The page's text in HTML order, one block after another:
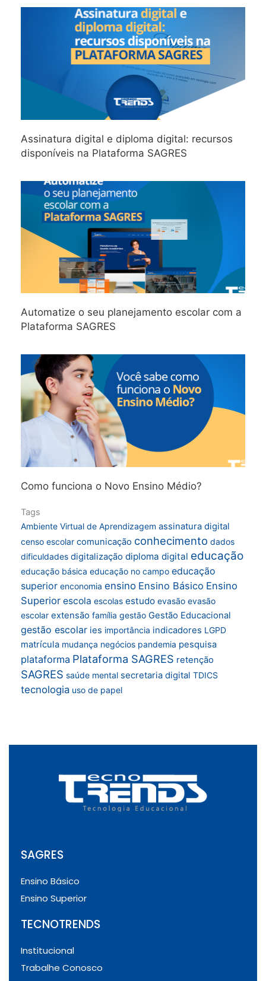
Assinatura digital e diploma digital: recursos
disponíveis na Plataforma SAGRES
Automatize o seu planejamento escolar com a
Plataforma SAGRES
Como funciona o Novo Ensino Médio?
Tags
Ambiente Virtual de Aprendizagem assinatura digital
censo escolar comunicação conhecimento dados
dificuldades digitalização diploma digital educação
educação básica educação no campo educação
superior enconomia ensino Ensino Básico Ensino
Superior escola escolas estudo evasão evasão
escolar extensão família gestão Gestão Educacional
gestão escolar ies importância indicadores LGPD
matrícula mudança negócios pandemia pesquisa
plataforma Plataforma SAGRES retenção
SAGRES saúde mental secretaria digital TDICS
tecnologia uso de papel
SAGRES
Ensino Básico
Ensino Superior
TECNOTRENDS
Institucional
Trabalhe Conosco